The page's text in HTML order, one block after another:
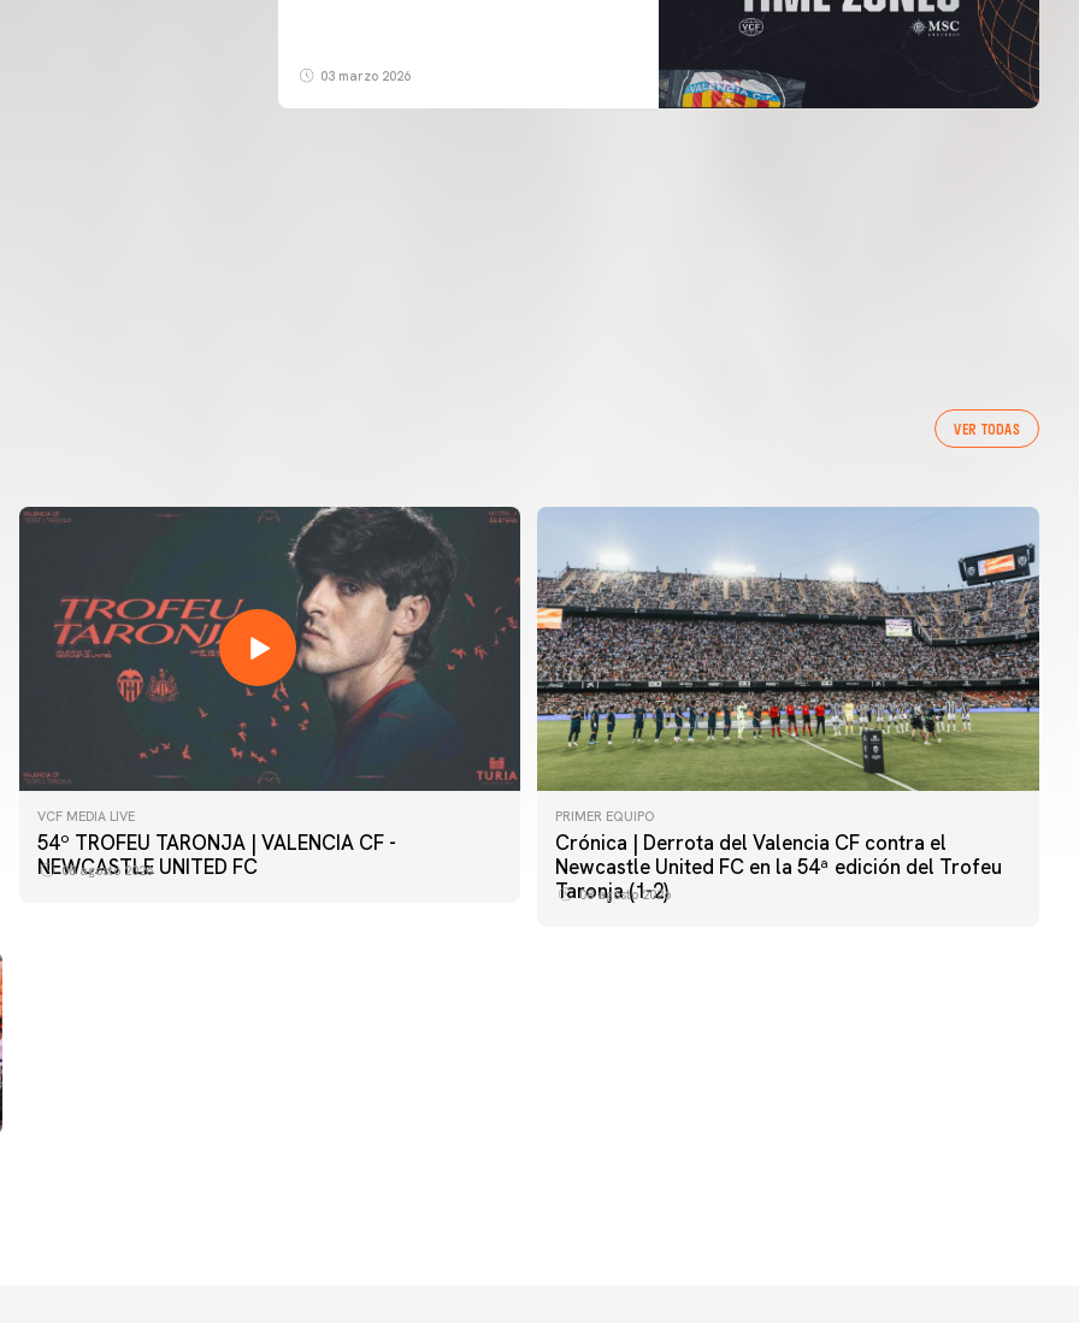
03 marzo 2026
VER TODAS
VCF MEDIA LIVE
54º TROFEU TARONJA | VALENCIA CF -
NEWCASTLE UNITED FC
08 agosto 2026
PRIMER EQUIPO
Crónica | Derrota del Valencia CF contra el
Newcastle United FC en la 54ª edición del Trofeu
Taronja (1-2)
08 agosto 2026
PRIMER EQUIPO
Las fotos del Valencia CF-Newcastle United FC
PRIMER EQUIPO
MESTALLA 📍